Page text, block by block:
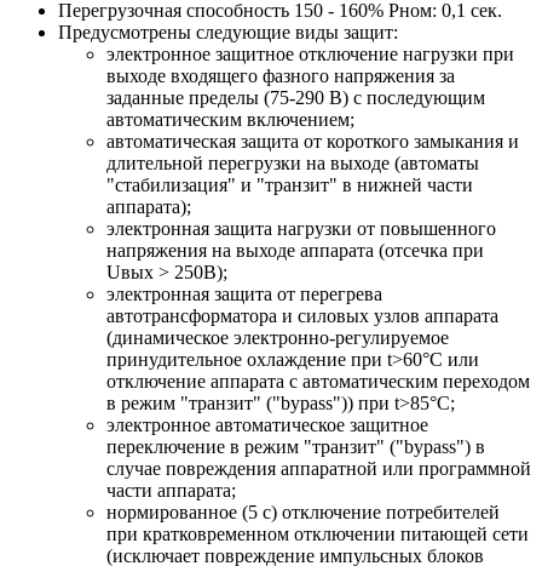
Перегрузочная способность 150 - 160% Pном: 0,1 сек.
Предусмотрены следующие виды защит:
электронное защитное отключение нагрузки при
выходе входящего фазного напряжения за
заданные пределы (75-290 В) с последующим
автоматическим включением;
автоматическая защита от короткого замыкания и
длительной перегрузки на выходе (автоматы
"стабилизация" и "транзит" в нижней части
аппарата);
электронная защита нагрузки от повышенного
напряжения на выходе аппарата (отсечка при
Uвых > 250В);
электронная защита от перегрева
автотрансформатора и силовых узлов аппарата
(динамическое электронно-регулируемое
принудительное охлаждение при t>60°С или
отключение аппарата с автоматическим переходом
в режим "транзит" ("bypass")) при t>85°С;
электронное автоматическое защитное
переключение в режим "транзит" ("bypass") в
случае повреждения аппаратной или программной
части аппарата;
нормированное (5 с) отключение потребителей
при кратковременном отключении питающей сети
(исключает повреждение импульсных блоков